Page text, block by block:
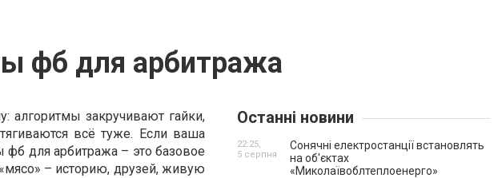
фб для арбитража
алгоритмы закручивают гайки,
всё туже. Если ваша
для арбитража – это базовое
– историю, друзей, живую
Останні новини
Сонячні електростанції встановлять
на об'єктах
«Миколаївоблтеплоенерго»
22:25,
5 серпня